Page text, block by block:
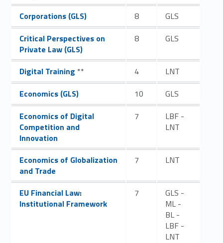
Link identifier #identifier__177300-18
Corporations (GLS) 8
GLS
Link identifier #identifier__183997-19
Critical Perspectives on
Private Law (GLS)
8 GLS
Link identifier #identifier__182350-20
Digital Training ** 4
LNT
Link identifier #identifier__130697-21
Economics (GLS) 10
GLS
Link identifier #identifier__5965-22
Economics of Digital
Competition and
Innovation
7
LBF -
LNT
Link identifier #identifier__84267-23
Economics of Globalization
and Trade
7 LNT
Link identifier #identifier__152435-24
EU Financial Law:
Institutional Framework
7
GLS -
ML -
BL -
LBF -
LNT